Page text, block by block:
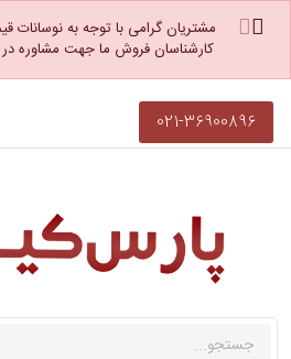
مشتریان گرامی با توجه به نوسانات
کارشناسان فروش ما جهت مشاوره
021-36900896